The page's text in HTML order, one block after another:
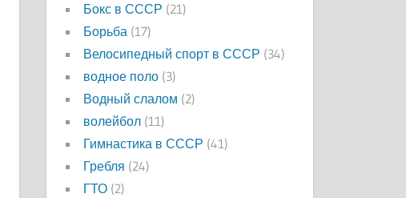
Бокс в СССР (21)
Борьба (17)
Велосипедный спорт в СССР (34)
водное поло (3)
Водный слалом (2)
волейбол (11)
Гимнастика в СССР (41)
Гребля (24)
ГТО (2)